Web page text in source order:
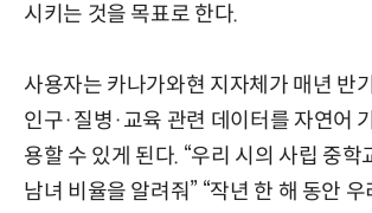
시키는 것을 목표로 한다.
사용자는 카나가와현 지자체가 매년 반
인구·질병·교육 관련 데이터를 자연어
용할 수 있게 된다. “우리 시의 사립 중학
남녀 비율을 알려줘” “작년 한 해 동안